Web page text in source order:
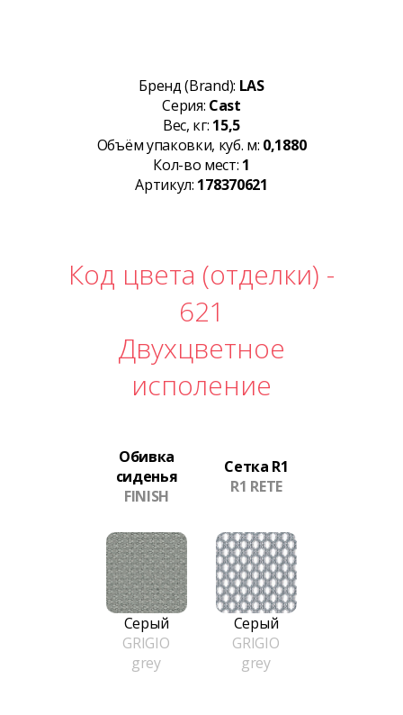
Бренд (Brand): LAS
Серия: Cast
Вес, кг: 15,5
Объём упаковки, куб. м: 0,1880
Кол-во мест: 1
Артикул: 178370621
Код цвета (отделки) -
621
Двухцветное
исполение
Обивка
сиденья
FINISH
Сетка R1
R1 RETE
Серый
GRIGIO
grey
Серый
GRIGIO
grey